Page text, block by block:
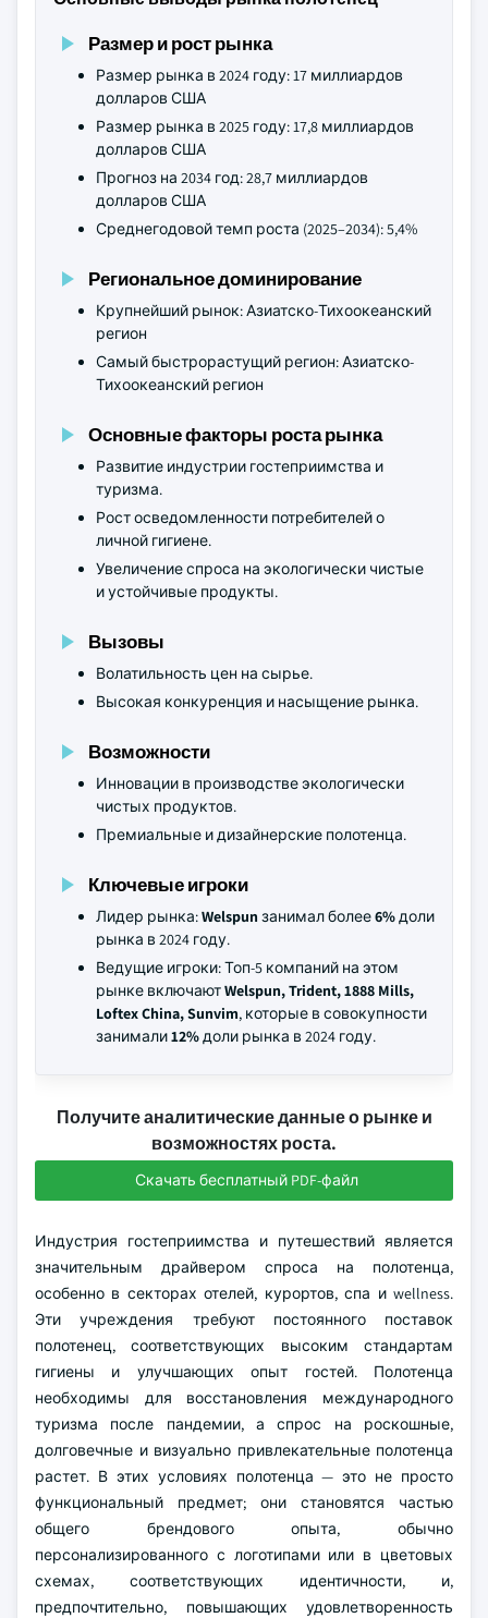
Размер и рост рынка
Размер рынка в 2024 году: 17 миллиардов
долларов США
Размер рынка в 2025 году: 17,8 миллиардов
долларов США
Прогноз на 2034 год: 28,7 миллиардов
долларов США
Среднегодовой темп роста (2025–2034): 5,4%
Региональное доминирование
Крупнейший рынок: Азиатско-Тихоокеанский
регион
Самый быстрорастущий регион: Азиатско-
Тихоокеанский регион
Основные факторы роста рынка
Развитие индустрии гостеприимства и
туризма.
Рост осведомленности потребителей о
личной гигиене.
Увеличение спроса на экологически чистые
и устойчивые продукты.
Вызовы
Волатильность цен на сырье.
Высокая конкуренция и насыщение рынка.
Возможности
Инновации в производстве экологически
чистых продуктов.
Премиальные и дизайнерские полотенца.
Ключевые игроки
Лидер рынка:Welspun занимал более6%доли
рынка в 2024 году.
Ведущие игроки: Топ-5 компаний на этом
рынке включаютWelspun, Trident, 1888 Mills,
Loftex China, Sunvim, которые в совокупности
занимали12%доли рынка в 2024 году.
Получите аналитические данные о рынке и
возможностях роста.
Скачать бесплатный PDF-файл
Индустрия гостеприимства и путешествий является
значительным драйвером спроса на полотенца,
особенно в секторах отелей, курортов, спа и wellness.
Эти учреждения требуют постоянного поставок
полотенец, соответствующих высоким стандартам
гигиены и улучшающих опыт гостей. Полотенца
необходимы для восстановления международного
туризма после пандемии, а спрос на роскошные,
долговечные и визуально привлекательные полотенца
растет. В этих условиях полотенца — это не просто
функциональный предмет; они становятся частью
общего брендового опыта, обычно
персонализированного с логотипами или в цветовых
схемах, соответствующих идентичности, и,
предпочтительно, повышающих удовлетворенность